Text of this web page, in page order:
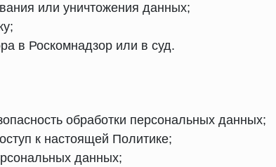
или уничтожения данных;
в Роскомнадзор или в суд.
обработки персональных данных;
к настоящей Политике;
данных;